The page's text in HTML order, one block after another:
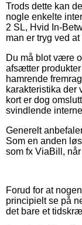
Trods dette kan
nogle enkelte
2 SL, Hvid In-
man er tryg ved
Du må blot være
afsætter
hamrende
karakteristika der
kort er dog
svindlende
Generelt
Som en anden
som fx ViaBill,
Forud for at
principielt se på
det bare et